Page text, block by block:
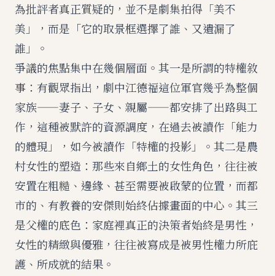
為批評者真正質疑的，並不是劇集拍得「美不
美」，而是「它的取景框選擇了誰、又遺漏了
誰」。
爭議的焦點集中在幾個層面。其一是所謂的特權敘
事：有觀眾指出，劇中江德福這位軍官幾乎為整個
家族——妻子、子女、親屬——都安排了出路與工
作，這種被默許的資源調度，在過去被讀作「能力
的體現」，如今被讀作「特權的投影」。其二是農
村女性的塑造：那些來自鄉土的女性角色，往往被
安置在粗糙、邊緣、甚至需要被啟蒙的位置，而都
市的、有教養的安傑則始終佔據畫面的中心。其三
是父權的底色：家庭裡真正的決策者始終是男性，
女性的精緻與優雅，往往被寫成是被男性權力所庇
護、所成就的結果。